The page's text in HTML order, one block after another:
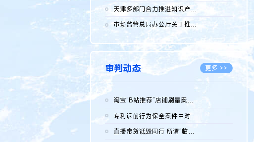
天津多部门合力推进知识产权保护工作
2026.08.05
市场监管总局办公厅关于推广第一批全国商业秘密保护创新试点典型...
2026.08.05
审判动态 更多 >>
淘宝“B站推荐”店铺刷量案维持原判，两被告连带赔偿150万元
专利诉前行为保全案件中对仿制药申请人曾作出三类声明的考量及违...
直播带货诋毁同行 所谓“临场发挥”不免责